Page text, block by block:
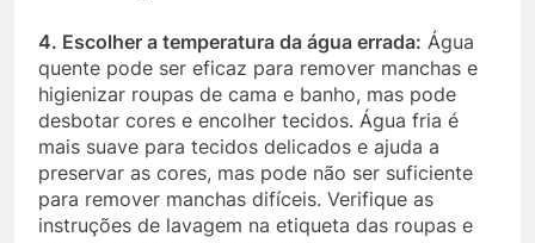
4. Escolher a temperatura da água errada: Água
quente pode ser eficaz para remover manchas e
higienizar roupas de cama e banho, mas pode
desbotar cores e encolher tecidos. Água fria é
mais suave para tecidos delicados e ajuda a
preservar as cores, mas pode não ser suficiente
para remover manchas difíceis. Verifique as
instruções de lavagem na etiqueta das roupas e